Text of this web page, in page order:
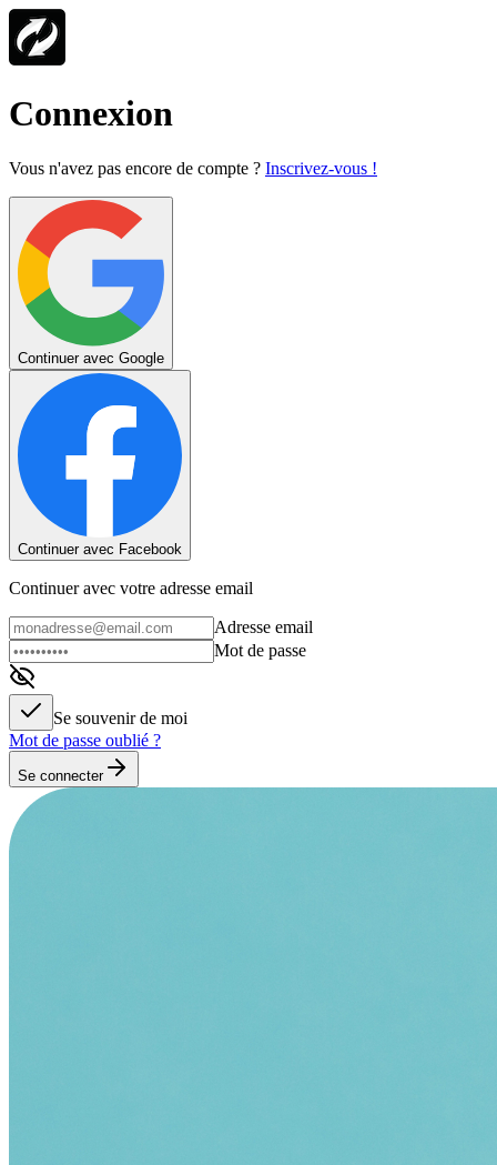
Connexion
Vous n'avez pas encore de compte ? Inscrivez-vous !
Continuer avec Google
Continuer avec Facebook
Continuer avec votre adresse email
Adresse email
Mot de passe
Se souvenir de moi
Mot de passe oublié ?
Se connecter